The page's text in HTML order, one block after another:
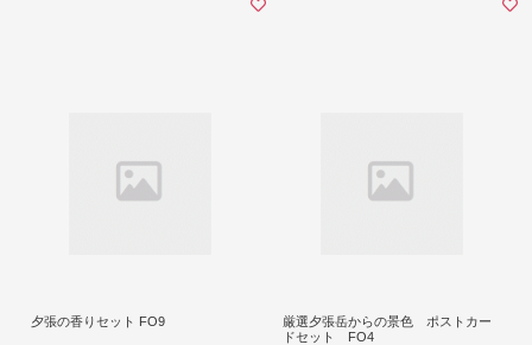
夕張の香りセット FO9
厳選夕張岳からの景色 ポストカー
ドセット FO4